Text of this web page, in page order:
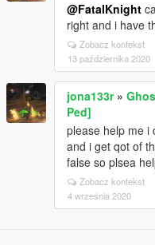
@FatalKnight
right and i have
Zobacz kontekst
13 października 2020
jona133r»
Ped]
please help me i
and i get qot of
false so plsea
Zobacz kontekst
4 września 2020